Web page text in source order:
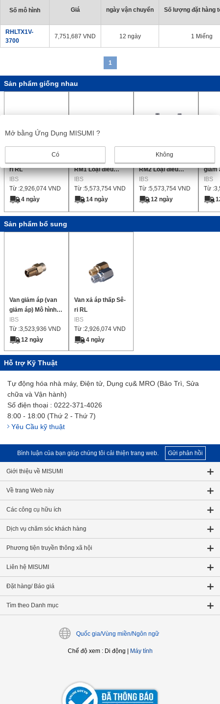
chọn vật liệu bịt kín
Số mô hình Giá ngày vận chuyển Số lượng đặt hàng
RHLTX1V-
3700
7,751,687 VND 12 ngày 1 Miếng
1
Sản phẩm giống nhau
ri RL
IBS
Từ :2,926,074 VND
4 ngày
RM1 Loại điều
chỉnh áp suất Rách
bên ngoài
IBS
Từ :5,573,754 VND
14 ngày
Van giảm áp Sê-ri
RM2 Loại điều
chỉnh Áp suất
Rách bên ngoài
(Tương thích với
IBS
Từ :5,573,754 VND
12 ngày
giảm
giải
suất
IBS
Từ :
Sản phẩm bổ sung
Van giảm áp (van
giảm áp) Mô hình
giải phóng khí áp
suất cao sê-ri RHA
IBS
Từ :3,523,936 VND
12 ngày
Van xả áp thấp Sê-
ri RL
IBS
Từ :2,926,074 VND
4 ngày
Hỗ trợ Kỹ Thuật
Tự động hóa nhà máy, Điện tử, Dụng cụ& MRO (Bảo Trì, Sửa
chữa và Vận hành)
Số điện thoại : 0222-371-4026
8:00 - 18:00 (Thứ 2 - Thứ 7)
Yêu Cầu kỹ thuật
Bình luận của bạn giúp chúng tôi cải thiện trang web. Gửi phản hồi
Giới thiệu về MISUMI
Về trang Web này
Các công cụ hữu ích
Dịch vụ chăm sóc khách hàng
Phương tiện truyền thông xã hội
Liên hệ MISUMI
Đặt hàng/ Báo giá
Tìm theo Danh mục
Quốc gia/Vùng miền/Ngôn ngữ
Chế độ xem: Di động Máy tính
Mở bằng Ứng Dụng MISUMI ?
Có Không